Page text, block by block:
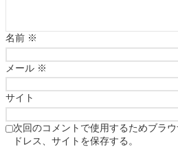
名前 ※
メール ※
サイト
次回のコメントで使用するためブラ
ドレス、サイトを保存する。